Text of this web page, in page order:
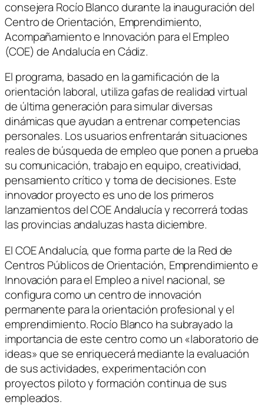
consejera Rocío Blanco durante la inauguración del
Centro de Orientación, Emprendimiento,
Acompañamiento e Innovación para el Empleo
(COE) de Andalucía en Cádiz.
El programa, basado en la gamificación de la
orientación laboral, utiliza gafas de realidad virtual
de última generación para simular diversas
dinámicas que ayudan a entrenar competencias
personales. Los usuarios enfrentarán situaciones
reales de búsqueda de empleo que ponen a prueba
su comunicación, trabajo en equipo, creatividad,
pensamiento crítico y toma de decisiones. Este
innovador proyecto es uno de los primeros
lanzamientos del COE Andalucía y recorrerá todas
las provincias andaluzas hasta diciembre.
El COE Andalucía, que forma parte de la Red de
Centros Públicos de Orientación, Emprendimiento e
Innovación para el Empleo a nivel nacional, se
configura como un centro de innovación
permanente para la orientación profesional y el
emprendimiento. Rocío Blanco ha subrayado la
importancia de este centro como un «laboratorio de
ideas» que se enriquecerá mediante la evaluación
de sus actividades, experimentación con
proyectos piloto y formación continua de sus
empleados.